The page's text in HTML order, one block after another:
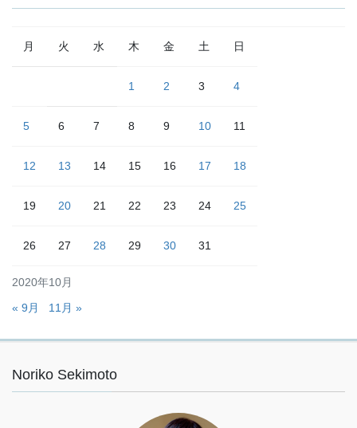
2020年10月
月 火 水 木 金 土 日
1 2 3 4
5 6 7 8 9 10 11
12 13 14 15 16 17 18
19 20 21 22 23 24 25
26 27 28 29 30 31
« 9月 11月 »
Noriko Sekimoto